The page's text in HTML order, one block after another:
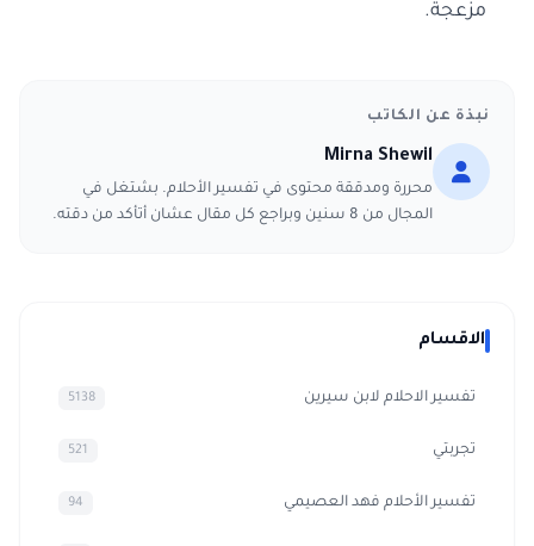
مزعجة.
نبذة عن الكاتب
Mirna Shewil
محررة ومدققة محتوى في تفسير الأحلام. بشتغل في
المجال من 8 سنين وبراجع كل مقال عشان أتأكد من دقته.
الاقسام
تفسير الاحلام لابن سيرين 5138
تجربتي 521
تفسير الأحلام فهد العصيمي 94